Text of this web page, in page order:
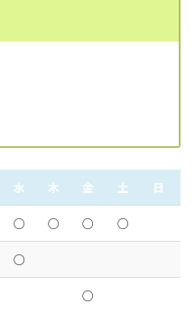
水 木 金 土 日
○ ○ ○ ○
○
○